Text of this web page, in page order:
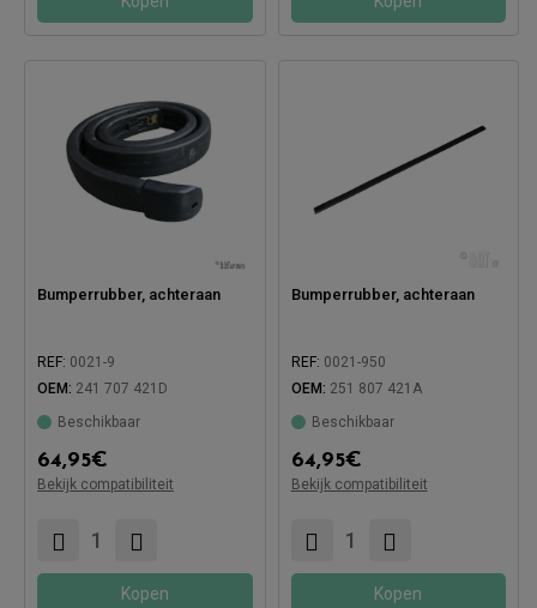
Bumperrubber, achteraan
REF: 0021-9
OEM: 241 707 421D
Beschikbaar
64,95€
Bekijk compatibiliteit
Kopen
Bumperrubber, achteraan
REF: 0021-950
OEM: 251 807 421A
Beschikbaar
64,95€
Bekijk compatibiliteit
Kopen